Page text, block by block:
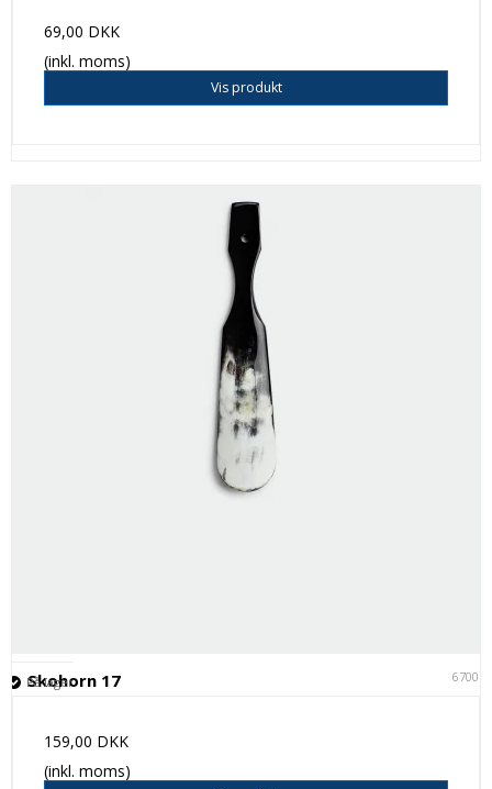
69,00 DKK
(inkl. moms)
Vis produkt
Skohorn 17 67001
På lager
159,00 DKK
(inkl. moms)